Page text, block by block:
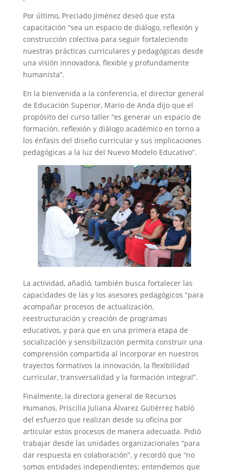
Por último, Preciado Jiménez deseó que esta
capacitación “sea un espacio de diálogo, reflexión y
construcción colectiva para seguir fortaleciendo
nuestras prácticas curriculares y pedagógicas desde
una visión innovadora, flexible y profundamente
humanista”.
En la bienvenida a la conferencia, el director general
de Educación Superior, Mario de Anda dijo que el
propósito del curso taller “es generar un espacio de
formación, reflexión y diálogo académico en torno a
los énfasis del diseño curricular y sus implicaciones
pedagógicas a la luz del Nuevo Modelo Educativo”.
La actividad, añadió, también busca fortalecer las
capacidades de las y los asesores pedagógicos “para
acompañar procesos de actualización,
reestructuración y creación de programas
educativos, y para que en una primera etapa de
socialización y sensibilización permita construir una
comprensión compartida al incorporar en nuestros
trayectos formativos la innovación, la flexibilidad
curricular, transversalidad y la formación integral”.
Finalmente, la directora general de Recursos
Humanos, Priscilia Juliana Álvarez Gutiérrez habló
del esfuerzo que realizan desde su oficina por
articular estos procesos de manera adecuada. Pidió
trabajar desde las unidades organizacionales “para
dar respuesta en colaboración”, y recordó que “no
somos entidades independientes; entendemos que